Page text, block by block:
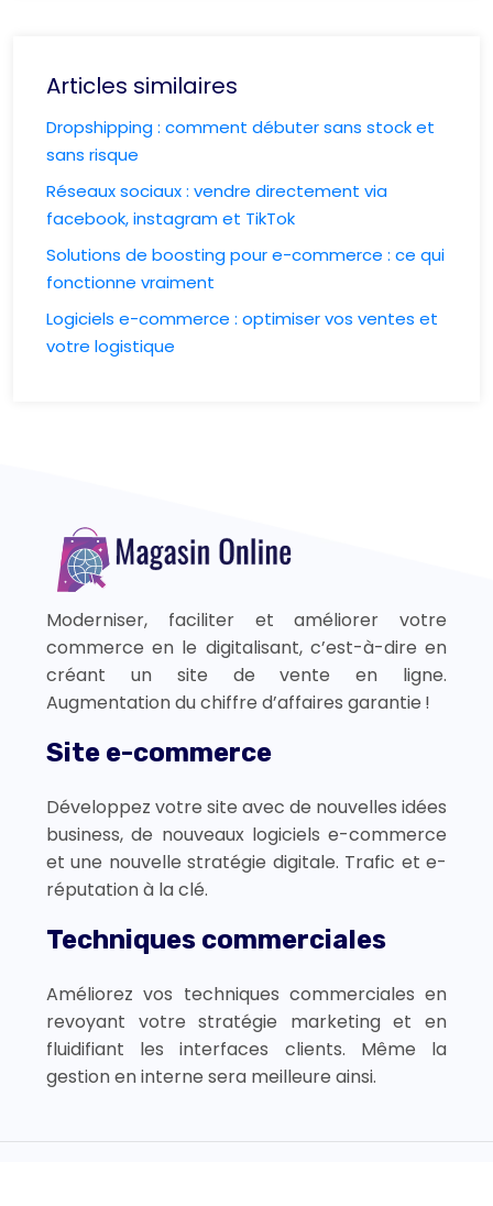
Articles similaires
Dropshipping : comment débuter sans stock et
sans risque
Réseaux sociaux : vendre directement via
facebook, instagram et TikTok
Solutions de boosting pour e-commerce : ce qui
fonctionne vraiment
Logiciels e-commerce : optimiser vos ventes et
votre logistique
Moderniser, faciliter et améliorer votre
commerce en le digitalisant, c’est-à-dire en
créant un site de vente en ligne.
Augmentation du chiffre d’affaires garantie !
Site e-commerce
Développez votre site avec de nouvelles idées
business, de nouveaux logiciels e-commerce
et une nouvelle stratégie digitale. Trafic et e-
réputation à la clé.
Techniques commerciales
Améliorez vos techniques commerciales en
revoyant votre stratégie marketing et en
fluidifiant les interfaces clients. Même la
gestion en interne sera meilleure ainsi.